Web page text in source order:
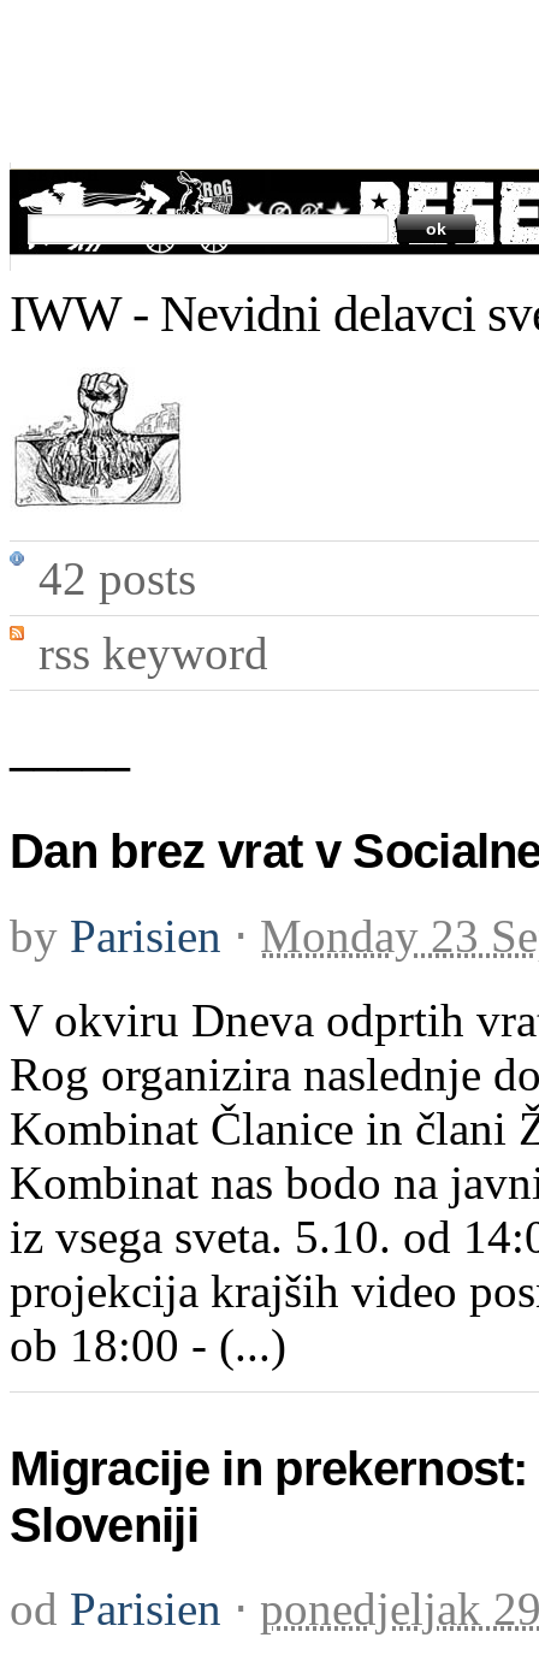
SEARCH
IWW - Nevidni delavci
42 posts
rss keyword
Dan brez vrat v
by Parisien ⋅ Monday 23
V okviru Dneva odprtih
Rog organizira naslednje
Kombinat Članice in člani
Kombinat nas bodo na
iz vsega sveta. 5.10. od
projekcija krajših video
ob 18:00 - (...)
Migracije in
Sloveniji
od Parisien ⋅ ponedjeljak